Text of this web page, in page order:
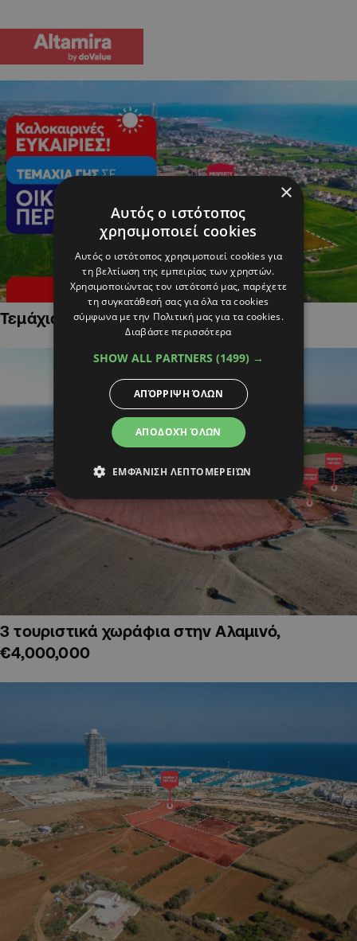
Τεμάχια Γης σε Οικιστικές Περιοχές
3 τουριστικά χωράφια στην Αλαμινό,
€4,000,000
×
Αυτός ο ιστότοπος
χρησιμοποιεί cookies
Αυτός ο ιστότοπος χρησιμοποιεί cookies για
τη βελτίωση της εμπειρίας των χρηστών.
Χρησιμοποιώντας τον ιστότοπό μας, παρέχετε
τη συγκατάθεσή σας για όλα τα cookies
σύμφωνα με την Πολιτική μας για τα cookies.
Διαβάστε περισσότερα
SHOW ALL PARTNERS (1499) →
ΑΠΟΔΟΧΉ ΌΛΩΝ
ΑΠΌΡΡΙΨΗ ΌΛΩΝ
ΕΜΦΆΝΙΣΗ ΛΕΠΤΟΜΕΡΕΙΏΝ